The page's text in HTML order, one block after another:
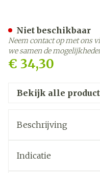
€ 34,30
Niet beschikbaar
Neem contact op met ons
we samen de
Bekijk alle
Beschrijving
Indicatie